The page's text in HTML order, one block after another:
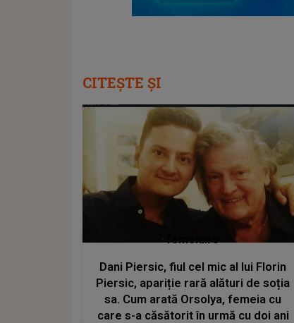
CITEȘTE ȘI
femeia.ro
Dani Piersic, fiul cel mic al lui Florin
Piersic, apariție rară alături de soția
sa. Cum arată Orsolya, femeia cu
care s-a căsătorit în urmă cu doi ani